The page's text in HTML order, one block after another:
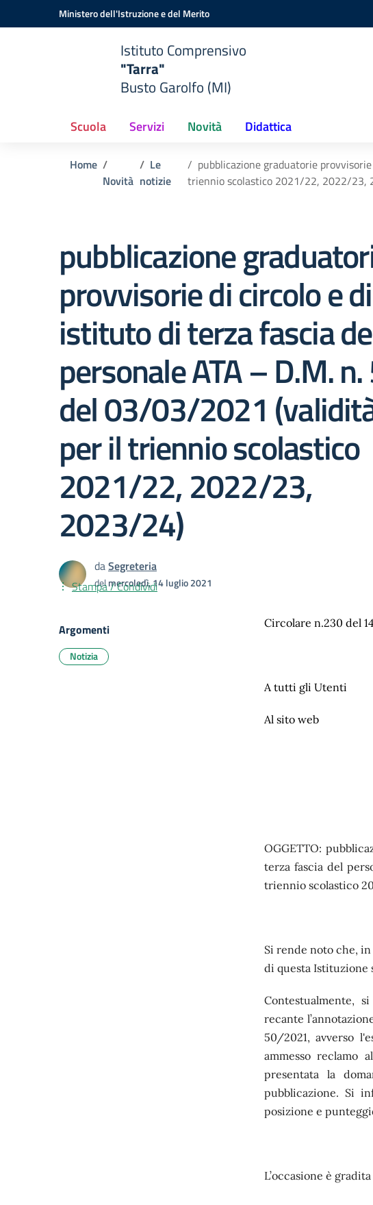
Vai ai contenuti
Vai al menu di navigazioneMinistero dell'Istruzione e del Merito
Istituto Comprensivo
"Tarra"
Busto Garolfo (MI)
Scuola Servizi Novità Didattica
Home
Novità
Le
notizie
pubblicazione graduatorie
triennio scolastico 2021/22, 2022/23,
pubblicazione
provvisorie di circolo e di
istituto di terza fascia
personale ATA – D.M.
del 03/03/2021
per il triennio scolastico
2021/22, 2022/23,
2023/24)
daSegreteria
delmercoledì, 14 luglio 2021
Circolare n.230 del
A tutti gli Utenti
Al sito web
OGGETTO:
terza fascia del
triennio scolastico
Si rende noto che,
di questa Istituzione
Contestualmente,
recante
50/2021, avverso
ammesso reclamo
presentata la
pubblicazione. Si
posizione e
L’occasione è
Stampa / Condividi
Argomenti
Notizia